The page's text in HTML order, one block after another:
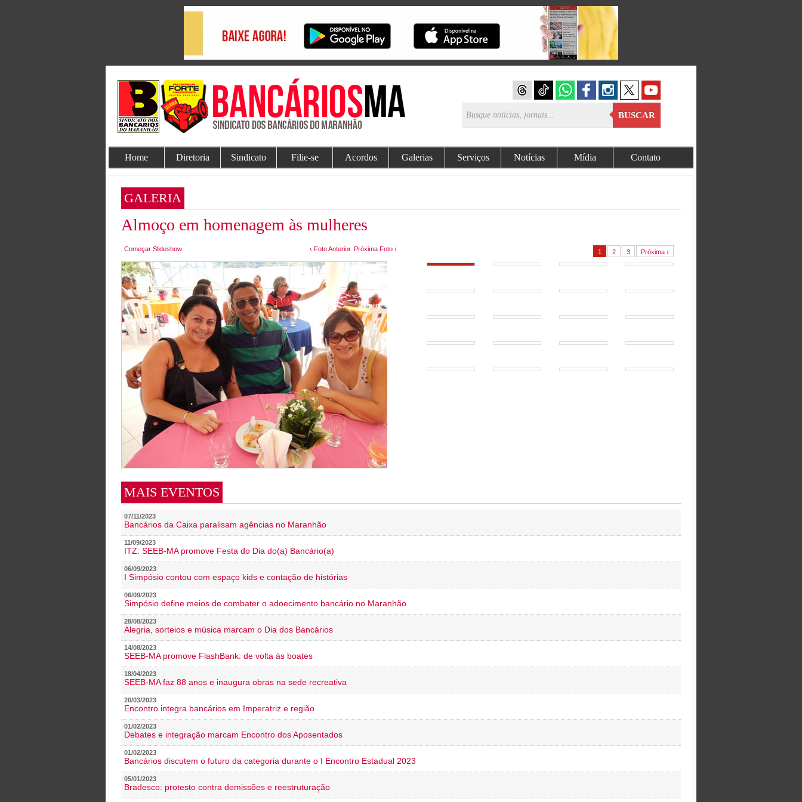
BUSCAR
Home Diretoria Sindicato Filie-se Acordos Galerias Serviços Notícias Mídia Contato
GALERIA
Almoço em homenagem às mulheres
Começar Slideshow ‹ Foto Anterior Próxima Foto › 1 2 3 Próxima ›
MAIS EVENTOS
07/11/2023
Bancários da Caixa paralisam agências no Maranhão
11/09/2023
ITZ: SEEB-MA promove Festa do Dia do(a) Bancário(a)
06/09/2023
I Simpósio contou com espaço kids e contação de histórias
06/09/2023
Simpósio define meios de combater o adoecimento bancário no Maranhão
28/08/2023
Alegria, sorteios e música marcam o Dia dos Bancários
14/08/2023
SEEB-MA promove FlashBank: de volta às boates
18/04/2023
SEEB-MA faz 88 anos e inaugura obras na sede recreativa
20/03/2023
Encontro integra bancários em Imperatriz e região
01/02/2023
Debates e integração marcam Encontro dos Aposentados
01/02/2023
Bancários discutem o futuro da categoria durante o I Encontro Estadual 2023
05/01/2023
Bradesco: protesto contra demissões e reestruturação